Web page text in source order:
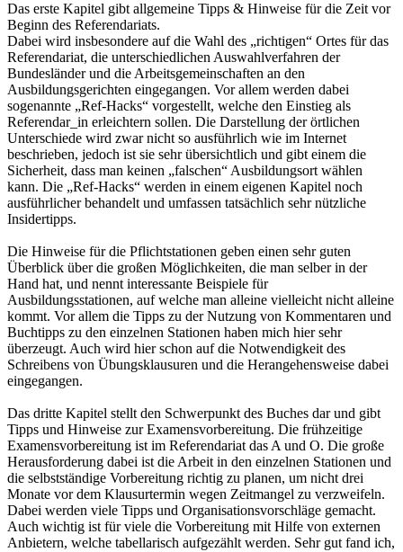
Das erste Kapitel gibt allgemeine Tipps & Hinweise für die Zeit vor
Beginn des Referendariats.
Dabei wird insbesondere auf die Wahl des „richtigen“ Ortes für das
Referendariat, die unterschiedlichen Auswahlverfahren der
Bundesländer und die Arbeitsgemeinschaften an den
Ausbildungsgerichten eingegangen. Vor allem werden dabei
sogenannte „Ref-Hacks“ vorgestellt, welche den Einstieg als
Referendar_in erleichtern sollen. Die Darstellung der örtlichen
Unterschiede wird zwar nicht so ausführlich wie im Internet
beschrieben, jedoch ist sie sehr übersichtlich und gibt einem die
Sicherheit, dass man keinen „falschen“ Ausbildungsort wählen
kann. Die „Ref-Hacks“ werden in einem eigenen Kapitel noch
ausführlicher behandelt und umfassen tatsächlich sehr nützliche
Insidertipps.
Die Hinweise für die Pflichtstationen geben einen sehr guten
Überblick über die großen Möglichkeiten, die man selber in der
Hand hat, und nennt interessante Beispiele für
Ausbildungsstationen, auf welche man alleine vielleicht nicht alleine
kommt. Vor allem die Tipps zu der Nutzung von Kommentaren und
Buchtipps zu den einzelnen Stationen haben mich hier sehr
überzeugt. Auch wird hier schon auf die Notwendigkeit des
Schreibens von Übungsklausuren und die Herangehensweise dabei
eingegangen.
Das dritte Kapitel stellt den Schwerpunkt des Buches dar und gibt
Tipps und Hinweise zur Examensvorbereitung. Die frühzeitige
Examensvorbereitung ist im Referendariat das A und O. Die große
Herausforderung dabei ist die Arbeit in den einzelnen Stationen und
die selbstständige Vorbereitung richtig zu planen, um nicht drei
Monate vor dem Klausurtermin wegen Zeitmangel zu verzweifeln.
Dabei werden viele Tipps und Organisationsvorschläge gemacht.
Auch wichtig ist für viele die Vorbereitung mit Hilfe von externen
Anbietern, welche tabellarisch aufgezählt werden. Sehr gut fand ich,